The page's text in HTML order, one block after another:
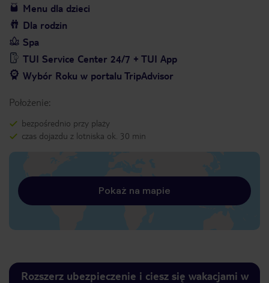
Menu dla dzieci
Dla rodzin
Spa
TUI Service Center 24/7 + TUI App
Wybór Roku w portalu TripAdvisor
Położenie:
bezpośrednio przy plaży
czas dojazdu z lotniska ok. 30 min
Pokaż na mapie
Rozszerz ubezpieczenie i ciesz się wakacjami w